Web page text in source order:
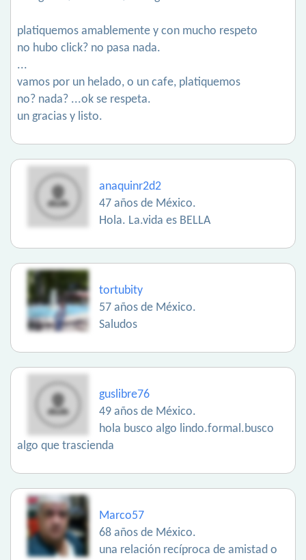
platiquemos amablemente y con mucho respeto
no hubo click? no pasa nada.
...
vamos por un helado, o un cafe, platiquemos
no? nada? ...ok se respeta.
un gracias y listo.
anaquinr2d2
47 años de México.
Hola. La.vida es BELLA
tortubity
57 años de México.
Saludos
guslibre76
49 años de México.
hola busco algo lindo.formal.busco
algo que trascienda
Marco57
68 años de México.
una relación recíproca de amistad o